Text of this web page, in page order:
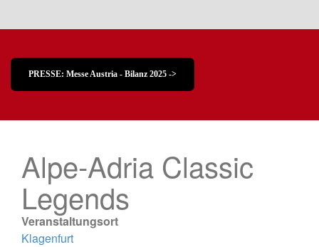
PRESSE: Messe Austria - Bilanz 2025 ->
Alpe-Adria Classic
Legends
Veranstaltungsort
Klagenfurt